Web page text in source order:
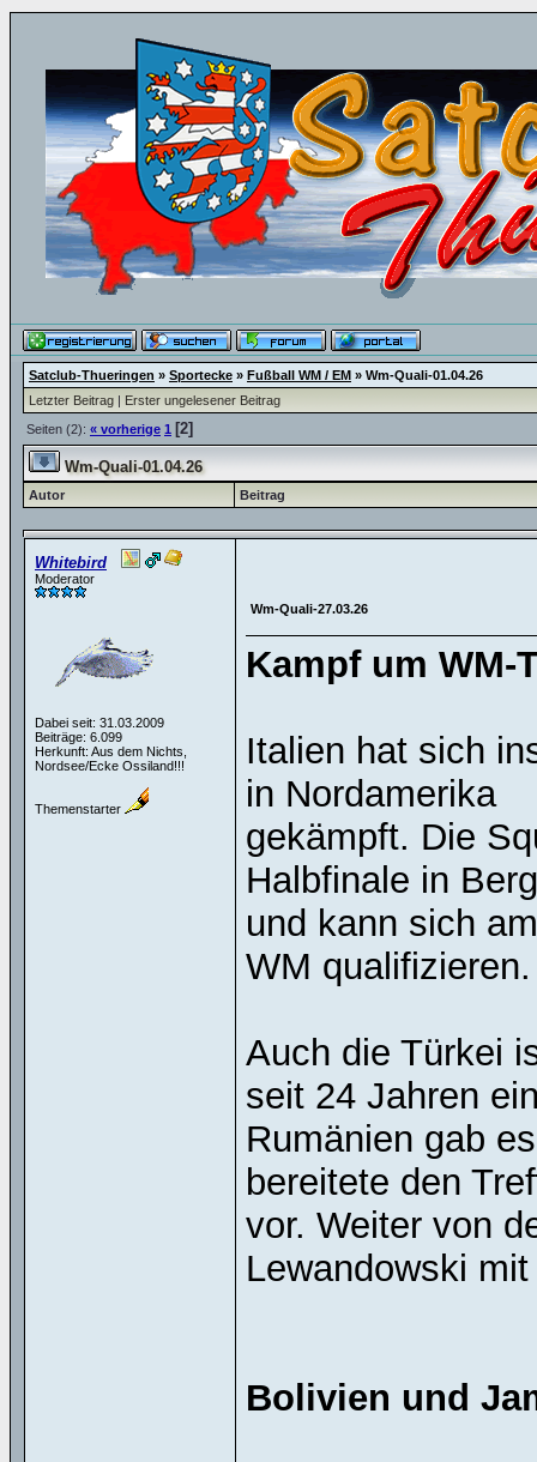
Satclub-Thueringen » Sportecke » Fußball WM / EM » Wm-Quali-01.04.26
Letzter Beitrag | Erster ungelesener Beitrag
Seiten (2): « vorherige 1 [2]
Wm-Quali-01.04.26
Autor Beitrag
Whitebird
Moderator
Dabei seit: 31.03.2009
Beiträge: 6.099
Herkunft: Aus dem Nichts,
Nordsee/Ecke Ossiland!!!
Themenstarter
Wm-Quali-27.03.26
Kampf um WM-
Italien hat sich
in Nordamerika
gekämpft. Die
Halbfinale in
und kann sich
WM qualifizieren.
Auch die Türkei
seit 24 Jahren
Rumänien gab
bereitete den
vor. Weiter von
Lewandowski
Bolivien und